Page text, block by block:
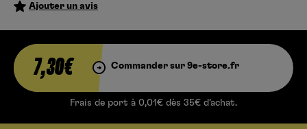
Ajouter un avis
7,30€ Commander sur 9e-store.fr
Frais de port à 0,01€ dès 35€ d’achat.